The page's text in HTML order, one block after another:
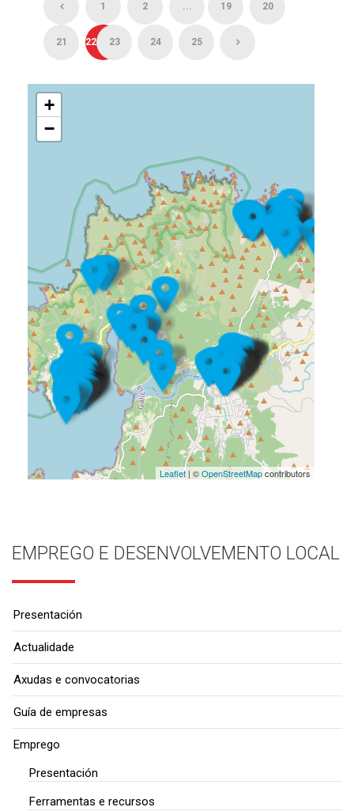
1 2 ... 19 20
21 22 23 24 25
+
−
Leaflet| ©OpenStreetMapcontributors
EMPREGO E DESENVOLVEMENTO LOCAL
Presentación
Actualidade
Axudas e convocatorias
Guía de empresas
Emprego
Presentación
Ferramentas e recursos